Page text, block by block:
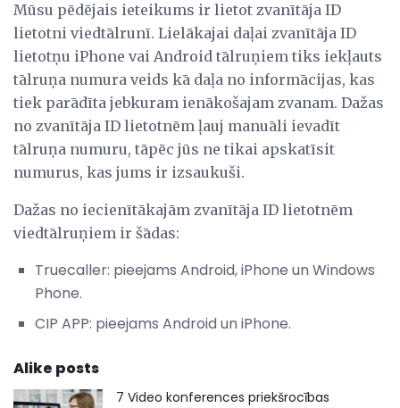
Mūsu pēdējais ieteikums ir lietot zvanītāja ID
lietotni viedtālrunī. Lielākajai daļai zvanītāja ID
lietotņu iPhone vai Android tālruņiem tiks iekļauts
tālruņa numura veids kā daļa no informācijas, kas
tiek parādīta jebkuram ienākošajam zvanam. Dažas
no zvanītāja ID lietotnēm ļauj manuāli ievadīt
tālruņa numuru, tāpēc jūs ne tikai apskatīsit
numurus, kas jums ir izsaukuši.
Dažas no iecienītākajām zvanītāja ID lietotnēm
viedtālruņiem ir šādas:
Truecaller: pieejams Android, iPhone un Windows
Phone.
CIP APP: pieejams Android un iPhone.
Alike posts
7 Video konferences priekšrocības